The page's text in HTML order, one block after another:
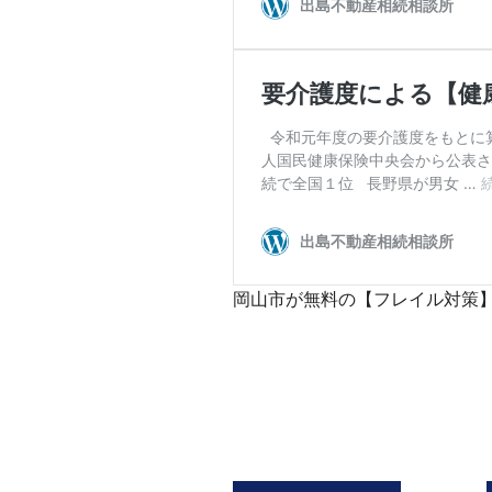
岡山市が無料の【フレイル対策